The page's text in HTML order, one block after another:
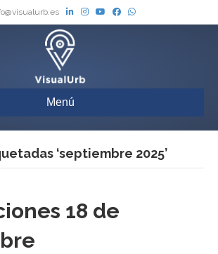
Menú
‘septiembre 2025’
18 de